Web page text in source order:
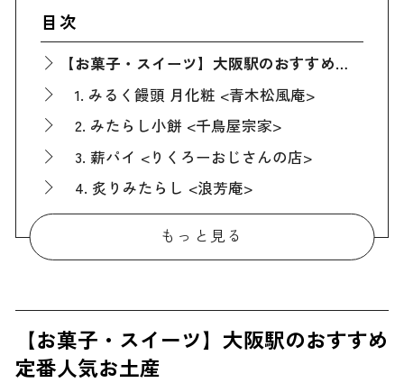
目次
【お菓子・スイーツ】大阪駅のおすすめ定番人気お土産
1. みるく饅頭 月化粧 <青木松風庵>
2. みたらし小餅 <千鳥屋宗家>
3. 薪パイ <りくろーおじさんの店>
4. 炙りみたらし <浪芳庵>
5. キャラメルガレット <CUSTA>
6. けし餅 <小島屋>
8. バトンドール <グリコ>
9. 阿勘ポテト <ル ピノー>
もっと見る
【お菓子・スイーツ】大阪駅のおすすめ
定番人気お土産